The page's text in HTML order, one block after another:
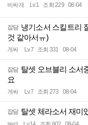
비싸개 Lv.1 조회 229 08-04
잡담 냉기소서 스킬트리
것 같아서ㅠ)
게싸 Lv.7 조회 331 08-04
잡담 탈셋 오브블리 소서
요
게싸 Lv.7 조회 273 08-04
잡담 탈셋 체라소서 재미